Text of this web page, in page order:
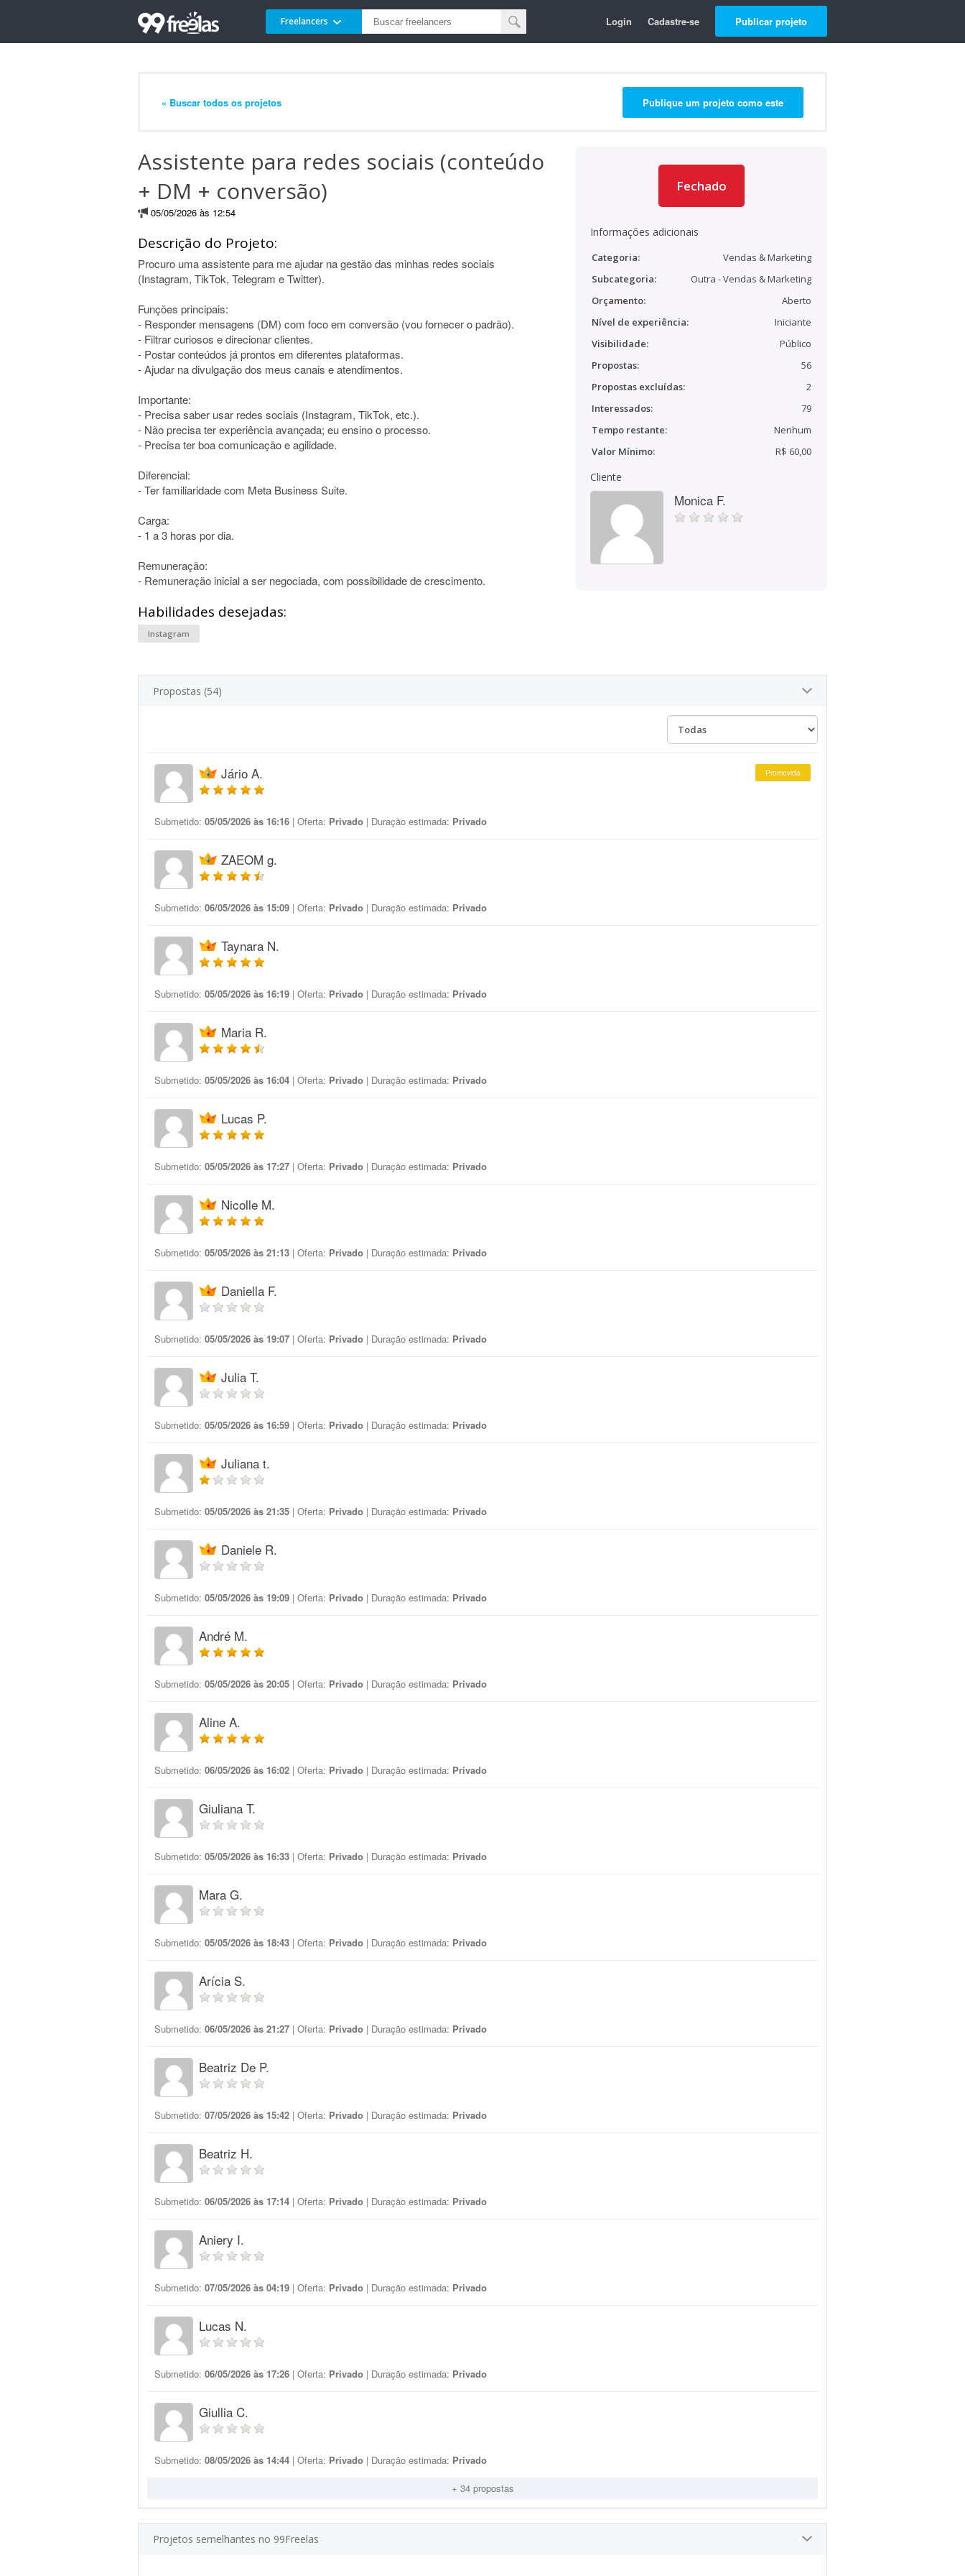
Freelancers Login Cadastre-se Publicar projeto
« Buscar todos os projetos Publique um projeto como este
Assistente para redes sociais (conteúdo
+ DM + conversão)
05/05/2026 às 12:54
Descrição do Projeto:
Procuro uma assistente para me ajudar na gestão das minhas redes sociais
(Instagram, TikTok, Telegram e Twitter).
Funções principais:
- Responder mensagens (DM) com foco em conversão (vou fornecer o padrão).
- Filtrar curiosos e direcionar clientes.
- Postar conteúdos já prontos em diferentes plataformas.
- Ajudar na divulgação dos meus canais e atendimentos.
Importante:
- Precisa saber usar redes sociais (Instagram, TikTok, etc.).
- Não precisa ter experiência avançada; eu ensino o processo.
- Precisa ter boa comunicação e agilidade.
Diferencial:
- Ter familiaridade com Meta Business Suite.
Carga:
- 1 a 3 horas por dia.
Remuneração:
- Remuneração inicial a ser negociada, com possibilidade de crescimento.
Habilidades desejadas:
Instagram
Fechado
Informações adicionais
Categoria:
Vendas & Marketing
Subcategoria:
Outra - Vendas & Marketing
Orçamento:
Aberto
Nível de experiência:
Iniciante
Visibilidade:
Público
Propostas:
56
Propostas excluídas:
2
Interessados:
79
Tempo restante:
Nenhum
Valor Mínimo:
R$ 60,00
Cliente
Monica F.
Propostas (54)
Jário A. Promovida
Submetido: 05/05/2026 às 16:16 | Oferta: Privado | Duração estimada: Privado
ZAEOM g.
Submetido: 06/05/2026 às 15:09 | Oferta: Privado | Duração estimada: Privado
Taynara N.
Submetido: 05/05/2026 às 16:19 | Oferta: Privado | Duração estimada: Privado
Maria R.
Submetido: 05/05/2026 às 16:04 | Oferta: Privado | Duração estimada: Privado
Lucas P.
Submetido: 05/05/2026 às 17:27 | Oferta: Privado | Duração estimada: Privado
Nicolle M.
Submetido: 05/05/2026 às 21:13 | Oferta: Privado | Duração estimada: Privado
Daniella F.
Submetido: 05/05/2026 às 19:07 | Oferta: Privado | Duração estimada: Privado
Julia T.
Submetido: 05/05/2026 às 16:59 | Oferta: Privado | Duração estimada: Privado
Juliana t.
Submetido: 05/05/2026 às 21:35 | Oferta: Privado | Duração estimada: Privado
Daniele R.
Submetido: 05/05/2026 às 19:09 | Oferta: Privado | Duração estimada: Privado
André M.
Submetido: 05/05/2026 às 20:05 | Oferta: Privado | Duração estimada: Privado
Aline A.
Submetido: 06/05/2026 às 16:02 | Oferta: Privado | Duração estimada: Privado
Giuliana T.
Submetido: 05/05/2026 às 16:33 | Oferta: Privado | Duração estimada: Privado
Mara G.
Submetido: 05/05/2026 às 18:43 | Oferta: Privado | Duração estimada: Privado
Arícia S.
Submetido: 06/05/2026 às 21:27 | Oferta: Privado | Duração estimada: Privado
Beatriz De P.
Submetido: 07/05/2026 às 15:42 | Oferta: Privado | Duração estimada: Privado
Beatriz H.
Submetido: 06/05/2026 às 17:14 | Oferta: Privado | Duração estimada: Privado
Aniery I.
Submetido: 07/05/2026 às 04:19 | Oferta: Privado | Duração estimada: Privado
Lucas N.
Submetido: 06/05/2026 às 17:26 | Oferta: Privado | Duração estimada: Privado
Giullia C.
Submetido: 08/05/2026 às 14:44 | Oferta: Privado | Duração estimada: Privado
+ 34 propostas
Projetos semelhantes no 99Freelas